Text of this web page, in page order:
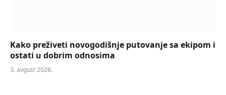
Kako preživeti novogodišnje putovanje sa ekipom i
ostati u dobrim odnosima
3. avgust 2026.